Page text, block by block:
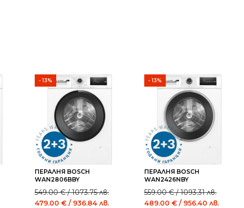
- 13%
ПЕРАЛНЯ BOSCH
WAN2806BBY
549.00€/ 1073.75 лв.
Original
price
479.00 € / 936.84 лв.
Current
price
- 13%
ПЕРАЛНЯ BOSCH
WAN2426NBY
559.00€/ 1093.31 лв.
Original
price
489.00 € / 956.40 лв.
Current
price